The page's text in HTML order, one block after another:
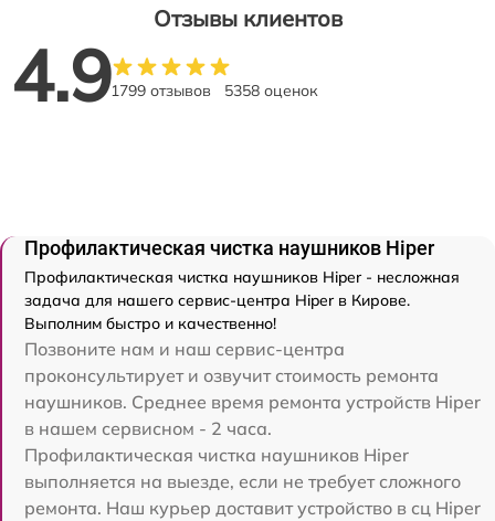
Отзывы клиентов
4.91799 отзывов 5358 оценок
Профилактическая чистка наушников Hiper
Профилактическая чистка наушников Hiper - несложная
задача для нашего сервис-центра Hiper в Кирове.
Выполним быстро и качественно!
Позвоните нам и наш сервис-центра
проконсультирует и озвучит стоимость ремонта
наушников. Среднее время ремонта устройств Hiper
в нашем сервисном - 2 часа.
Профилактическая чистка наушников Hiper
выполняется на выезде, если не требует сложного
ремонта. Наш курьер доставит устройство в сц Hiper